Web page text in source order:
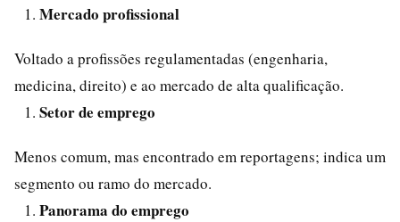
Mercado profissional
Voltado a profissões regulamentadas (engenharia,
medicina, direito) e ao mercado de alta qualificação.
Setor de emprego
Menos comum, mas encontrado em reportagens; indica um
segmento ou ramo do mercado.
Panorama do emprego